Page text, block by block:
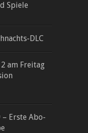
Spiele
DLC
am Freitag
– Erste Abo-